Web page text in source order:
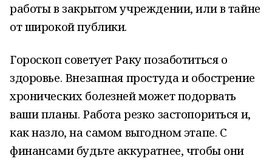
работы в закрытом учреждении, или в тайне
от широкой публики.
Гороскоп советует Раку позаботиться о
здоровье. Внезапная простуда и обострение
хронических болезней может подорвать
ваши планы. Работа резко застопориться и,
как назло, на самом выгодном этапе. С
финансами будьте аккуратнее, чтобы они